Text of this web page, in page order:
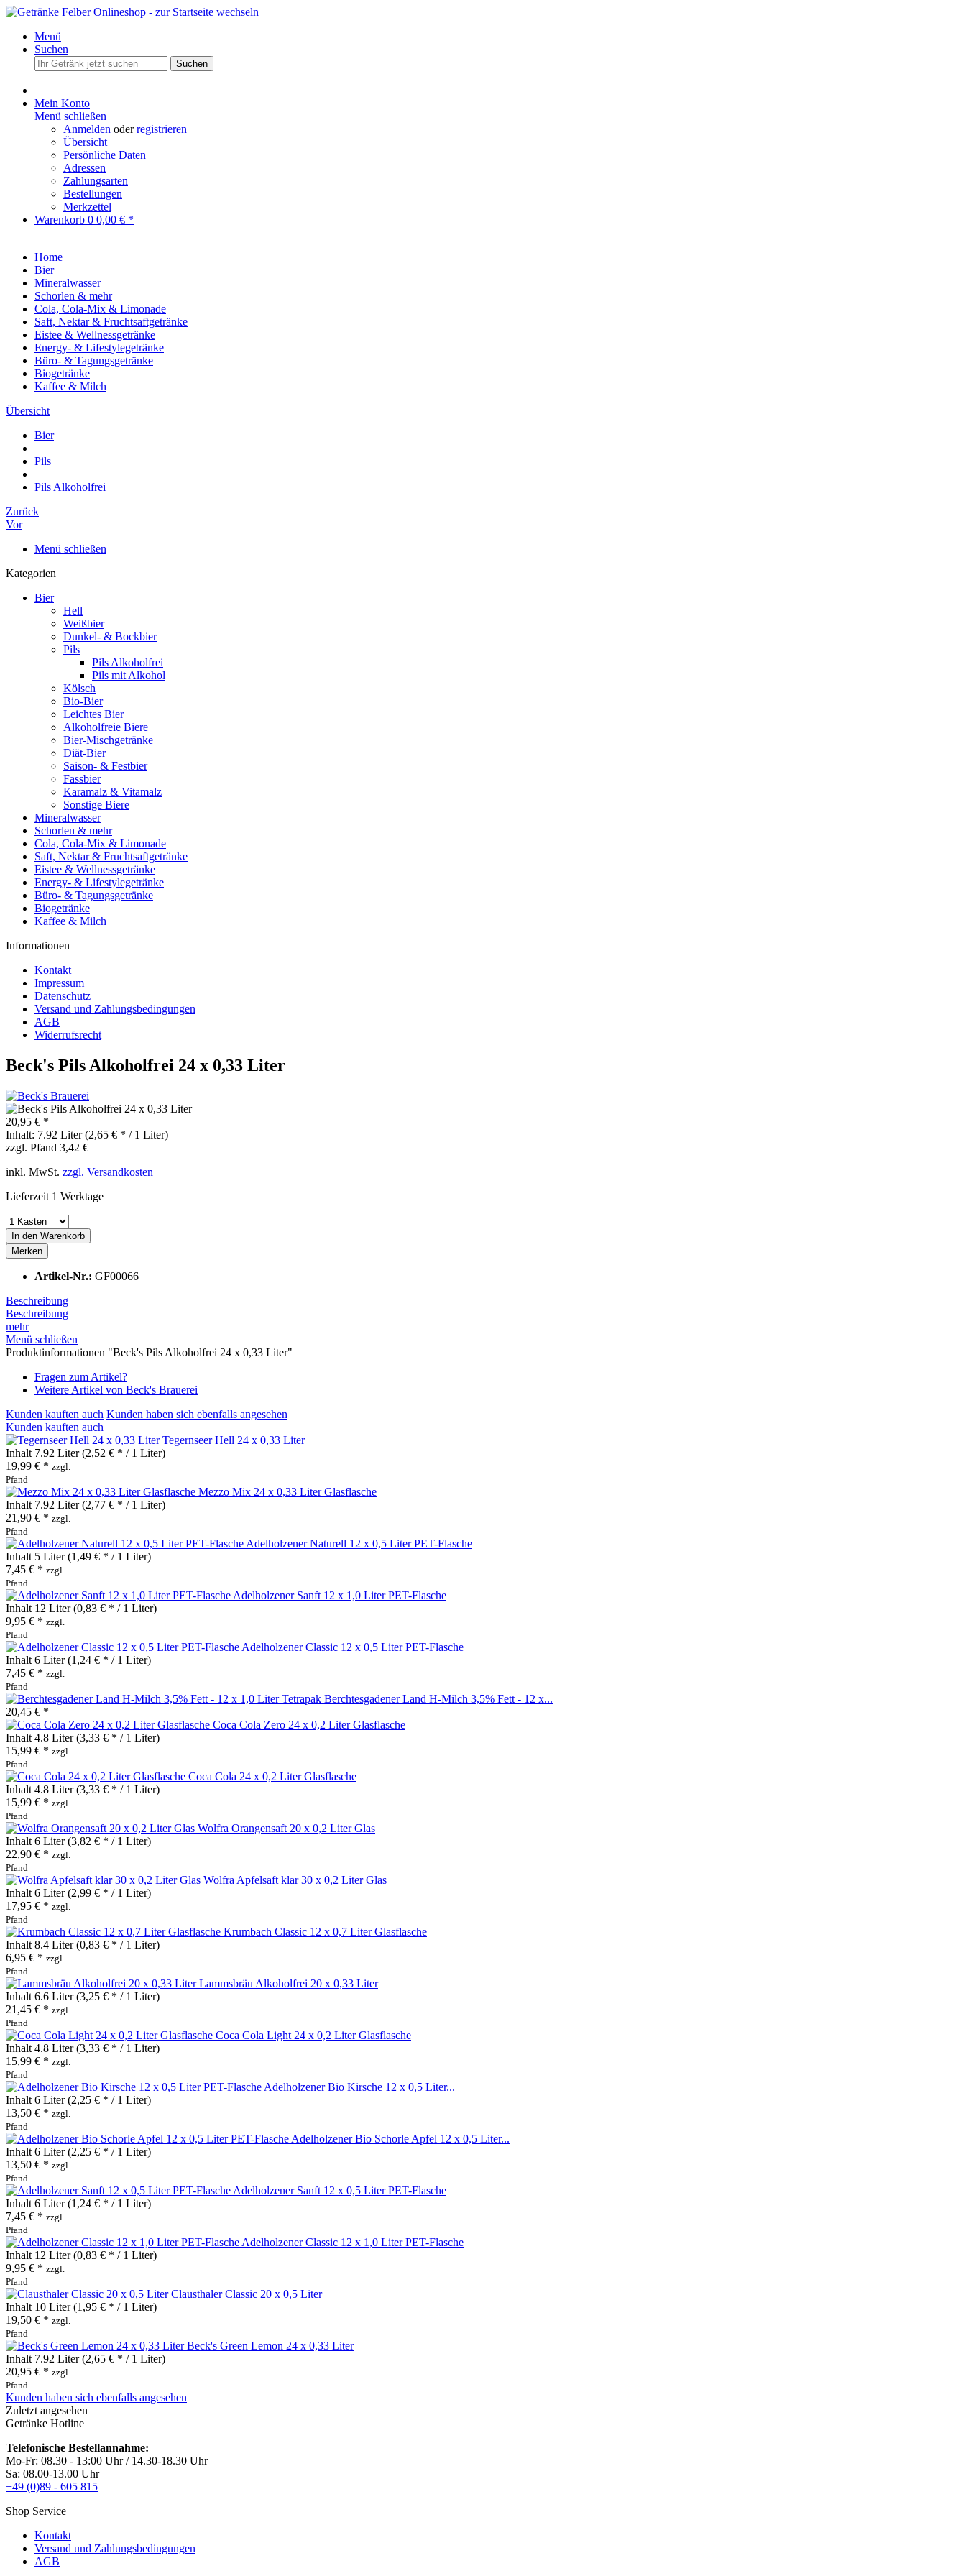
Menü
Suchen
Suchen
Mein Konto
Menü schließen
Anmelden oderregistrieren
Übersicht
Persönliche Daten
Adressen
Zahlungsarten
Bestellungen
Merkzettel
Warenkorb 0 0,00 € *
Home
Bier
Mineralwasser
Schorlen & mehr
Cola, Cola-Mix & Limonade
Saft, Nektar & Fruchtsaftgetränke
Eistee & Wellnessgetränke
Energy- & Lifestylegetränke
Büro- & Tagungsgetränke
Biogetränke
Kaffee & Milch
Übersicht
Bier
Pils
Pils Alkoholfrei
Zurück
Vor
Menü schließen
Kategorien
Bier
Hell
Weißbier
Dunkel- & Bockbier
Pils
Pils Alkoholfrei
Pils mit Alkohol
Kölsch
Bio-Bier
Leichtes Bier
Alkoholfreie Biere
Bier-Mischgetränke
Diät-Bier
Saison- & Festbier
Fassbier
Karamalz & Vitamalz
Sonstige Biere
Mineralwasser
Schorlen & mehr
Cola, Cola-Mix & Limonade
Saft, Nektar & Fruchtsaftgetränke
Eistee & Wellnessgetränke
Energy- & Lifestylegetränke
Büro- & Tagungsgetränke
Biogetränke
Kaffee & Milch
Informationen
Kontakt
Impressum
Datenschutz
Versand und Zahlungsbedingungen
AGB
Widerrufsrecht
Beck's Pils Alkoholfrei 24 x 0,33 Liter
20,95 € *
Inhalt: 7.92 Liter (2,65 € * / 1 Liter)
zzgl. Pfand 3,42 €
inkl. MwSt. zzgl. Versandkosten
Lieferzeit 1 Werktage
In den Warenkorb
Merken
Artikel-Nr.: GF00066
Beschreibung
Beschreibung
mehr
Menü schließen
Produktinformationen "Beck's Pils Alkoholfrei 24 x 0,33 Liter"
Fragen zum Artikel?
Weitere Artikel von Beck's Brauerei
Kunden kauften auch Kunden haben sich ebenfalls angesehen
Kunden kauften auch
Tegernseer Hell 24 x 0,33 Liter
Inhalt 7.92 Liter(2,52 € * / 1 Liter)
19,99 € * zzgl.
Pfand
Mezzo Mix 24 x 0,33 Liter Glasflasche
Inhalt 7.92 Liter(2,77 € * / 1 Liter)
21,90 € * zzgl.
Pfand
Adelholzener Naturell 12 x 0,5 Liter PET-Flasche
Inhalt 5 Liter(1,49 € * / 1 Liter)
7,45 € * zzgl.
Pfand
Adelholzener Sanft 12 x 1,0 Liter PET-Flasche
Inhalt 12 Liter(0,83 € * / 1 Liter)
9,95 € * zzgl.
Pfand
Adelholzener Classic 12 x 0,5 Liter PET-Flasche
Inhalt 6 Liter(1,24 € * / 1 Liter)
7,45 € * zzgl.
Pfand
Berchtesgadener Land H-Milch 3,5% Fett - 12 x...
20,45 € *
Coca Cola Zero 24 x 0,2 Liter Glasflasche
Inhalt 4.8 Liter(3,33 € * / 1 Liter)
15,99 € * zzgl.
Pfand
Coca Cola 24 x 0,2 Liter Glasflasche
Inhalt 4.8 Liter(3,33 € * / 1 Liter)
15,99 € * zzgl.
Pfand
Wolfra Orangensaft 20 x 0,2 Liter Glas
Inhalt 6 Liter(3,82 € * / 1 Liter)
22,90 € * zzgl.
Pfand
Wolfra Apfelsaft klar 30 x 0,2 Liter Glas
Inhalt 6 Liter(2,99 € * / 1 Liter)
17,95 € * zzgl.
Pfand
Krumbach Classic 12 x 0,7 Liter Glasflasche
Inhalt 8.4 Liter(0,83 € * / 1 Liter)
6,95 € * zzgl.
Pfand
Lammsbräu Alkoholfrei 20 x 0,33 Liter
Inhalt 6.6 Liter(3,25 € * / 1 Liter)
21,45 € * zzgl.
Pfand
Coca Cola Light 24 x 0,2 Liter Glasflasche
Inhalt 4.8 Liter(3,33 € * / 1 Liter)
15,99 € * zzgl.
Pfand
Adelholzener Bio Kirsche 12 x 0,5 Liter...
Inhalt 6 Liter(2,25 € * / 1 Liter)
13,50 € * zzgl.
Pfand
Adelholzener Bio Schorle Apfel 12 x 0,5 Liter...
Inhalt 6 Liter(2,25 € * / 1 Liter)
13,50 € * zzgl.
Pfand
Adelholzener Sanft 12 x 0,5 Liter PET-Flasche
Inhalt 6 Liter(1,24 € * / 1 Liter)
7,45 € * zzgl.
Pfand
Adelholzener Classic 12 x 1,0 Liter PET-Flasche
Inhalt 12 Liter(0,83 € * / 1 Liter)
9,95 € * zzgl.
Pfand
Clausthaler Classic 20 x 0,5 Liter
Inhalt 10 Liter(1,95 € * / 1 Liter)
19,50 € * zzgl.
Pfand
Beck's Green Lemon 24 x 0,33 Liter
Inhalt 7.92 Liter(2,65 € * / 1 Liter)
20,95 € * zzgl.
Pfand
Kunden haben sich ebenfalls angesehen
Zuletzt angesehen
Getränke Hotline
Telefonische Bestellannahme:
Mo-Fr: 08.30 - 13:00 Uhr / 14.30-18.30 Uhr
Sa: 08.00-13.00 Uhr
+49 (0)89 - 605 815
Shop Service
Kontakt
Versand und Zahlungsbedingungen
AGB